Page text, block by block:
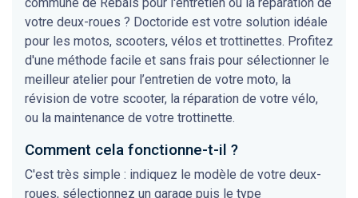
votre deux-roues ? Doctoride est votre solution idéale
pour les motos, scooters, vélos et trottinettes. Profitez
d'une méthode facile et sans frais pour sélectionner le
meilleur atelier pour l’entretien de votre moto, la
révision de votre scooter, la réparation de votre vélo,
ou la maintenance de votre trottinette.
Comment cela fonctionne-t-il ?
C'est très simple : indiquez le modèle de votre deux-
roues, sélectionnez un garage puis le type